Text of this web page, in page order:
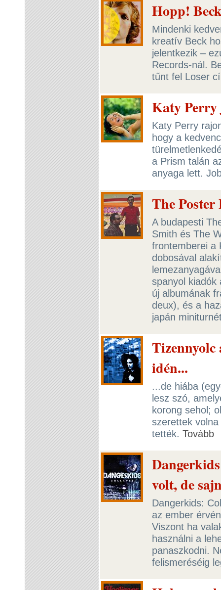
Hopp!
Mindenki
kreatív Beck
jelentkezik –
Records-nál.
tűnt fel Loser
Katy
Katy Perry
hogy a
a Prism talán
anyaga lett.
The
A budapesti
Smith és The
frontemberei a
dobosával
spanyol kiadók
új albumának
deux), és a
japán
idén...
...de hiába
lesz szó,
korong sehol;
szerettek
tették. Tovább
volt, de
Dangerkids:
az ember
Viszont ha
használni a
panaszkodni.
felismeréséig